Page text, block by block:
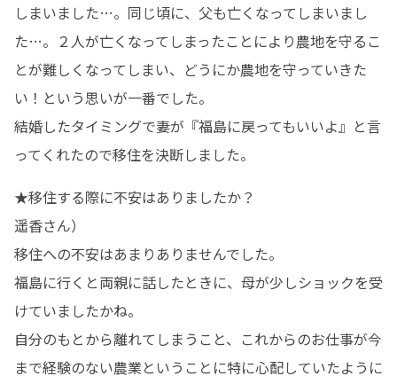
しまいました…。同じ頃に、父も亡くなってしまいまし
た…。２人が亡くなってしまったことにより農地を守るこ
とが難しくなってしまい、どうにか農地を守っていきた
い！という思いが一番でした。
結婚したタイミングで妻が『福島に戻ってもいいよ』と言
ってくれたので移住を決断しました。
★移住する際に不安はありましたか？
遥香さん）
移住への不安はあまりありませんでした。
福島に行くと両親に話したときに、母が少しショックを受
けていましたかね。
自分のもとから離れてしまうこと、これからのお仕事が今
まで経験のない農業ということに特に心配していたように